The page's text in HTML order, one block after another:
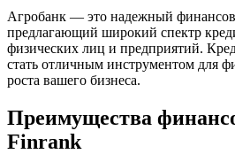
Агробанк — это надежный
предлагающий широкий спектр
физических лиц и предприятий.
стать отличным инструментом для
роста вашего бизнеса.
Преимущества
Finrank